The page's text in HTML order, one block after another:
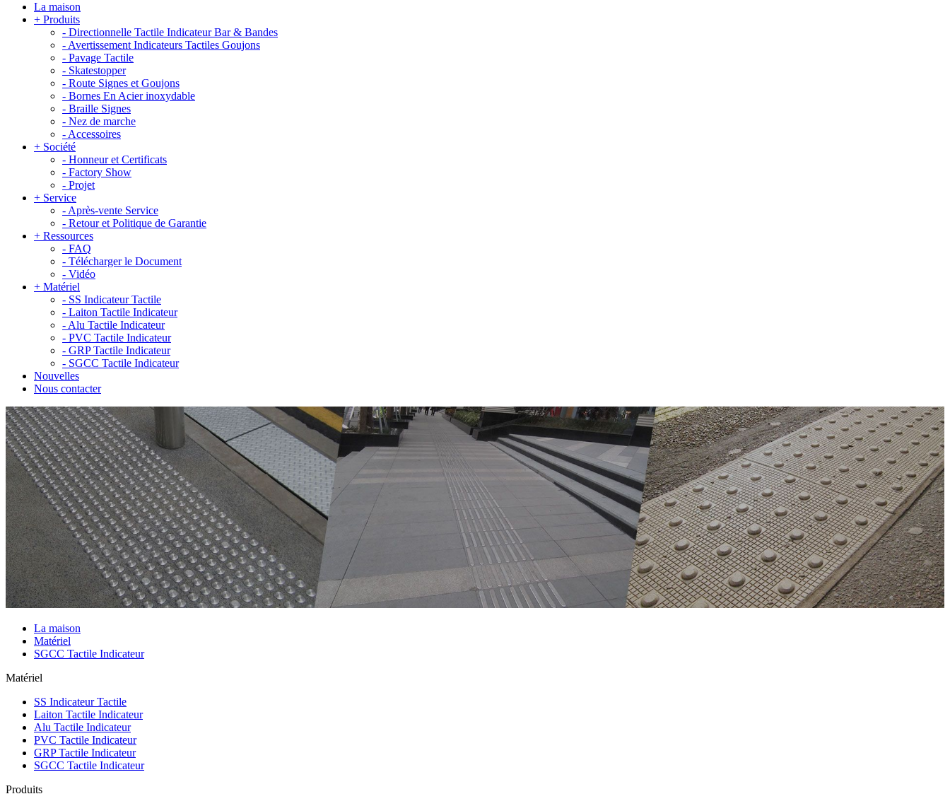
La maison
+ Produits
- Directionnelle Tactile Indicateur Bar & Bandes
- Avertissement Indicateurs Tactiles Goujons
- Pavage Tactile
- Skatestopper
- Route Signes et Goujons
- Bornes En Acier inoxydable
- Braille Signes
- Nez de marche
- Accessoires
+ Société
- Honneur et Certificats
- Factory Show
- Projet
+ Service
- Après-vente Service
- Retour et Politique de Garantie
+ Ressources
- FAQ
- Télécharger le Document
- Vidéo
+ Matériel
- SS Indicateur Tactile
- Laiton Tactile Indicateur
- Alu Tactile Indicateur
- PVC Tactile Indicateur
- GRP Tactile Indicateur
- SGCC Tactile Indicateur
Nouvelles
Nous contacter
La maison
Matériel
SGCC Tactile Indicateur
Matériel
SS Indicateur Tactile
Laiton Tactile Indicateur
Alu Tactile Indicateur
PVC Tactile Indicateur
GRP Tactile Indicateur
SGCC Tactile Indicateur
Produits